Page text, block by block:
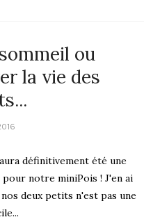
ou
la vie des
définitivement été une
notre miniPois ! J'en ai
deux petits n'est pas une